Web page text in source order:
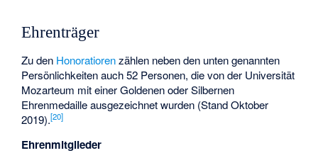
Ehrenträger
Zu den Honoratiorenzählen neben den unten genannten
Persönlichkeiten auch 52 Personen, die von der Universität
Mozarteum mit einer Goldenen oder Silbernen
Ehrenmedaille ausgezeichnet wurden (Stand Oktober
2019).[20]
Ehrenmitglieder